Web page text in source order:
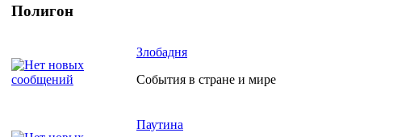
Полигон
Злобадня
События в стране и мире
Паутина